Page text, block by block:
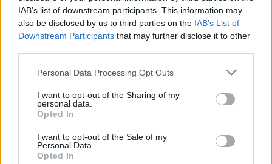
IAB’s list of downstream participants. This information may
also be disclosed by us to third parties on the IAB’s List of
Downstream Participants that may further disclose it to other
Personal Data Processing Opt Outs
I want to opt-out of the Sharing of my
personal data.
Opted In
I want to opt-out of the Sale of my
Personal Data.
Opted In
lordbairon
Publicado25 de Febrero del 2005
verdaderamente no se que cohones ha podido ver el en ella (y